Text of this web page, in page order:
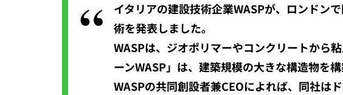
イタリアの建設技術企業WASPが、ロンド
術を発表しました。
WASPは、ジオポリマーやコンクリートから
ーンWASP」は、建築規模の大きな構造物を
WASPの共同創設者兼CEOによれば、同社は